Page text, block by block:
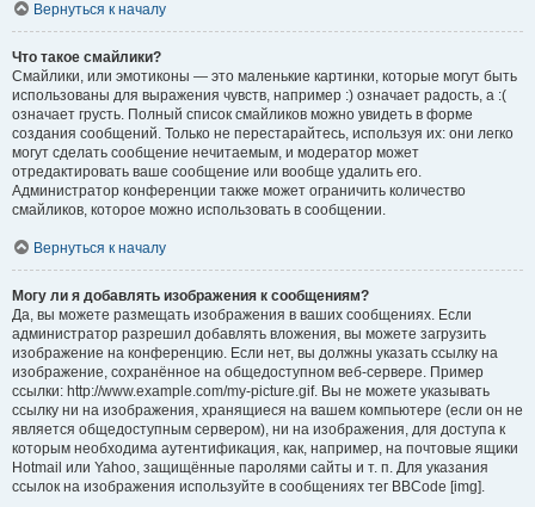
Вернуться к началу
Что такое смайлики?
Смайлики, или эмотиконы — это маленькие картинки, которые могут быть
использованы для выражения чувств, например :) означает радость, а :(
означает грусть. Полный список смайликов можно увидеть в форме
создания сообщений. Только не перестарайтесь, используя их: они легко
могут сделать сообщение нечитаемым, и модератор может
отредактировать ваше сообщение или вообще удалить его.
Администратор конференции также может ограничить количество
смайликов, которое можно использовать в сообщении.
Вернуться к началу
Могу ли я добавлять изображения к сообщениям?
Да, вы можете размещать изображения в ваших сообщениях. Если
администратор разрешил добавлять вложения, вы можете загрузить
изображение на конференцию. Если нет, вы должны указать ссылку на
изображение, сохранённое на общедоступном веб-сервере. Пример
ссылки: http://www.example.com/my-picture.gif. Вы не можете указывать
ссылку ни на изображения, хранящиеся на вашем компьютере (если он не
является общедоступным сервером), ни на изображения, для доступа к
которым необходима аутентификация, как, например, на почтовые ящики
Hotmail или Yahoo, защищённые паролями сайты и т. п. Для указания
ссылок на изображения используйте в сообщениях тег BBCode [img].